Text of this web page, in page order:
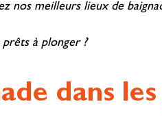
nos meilleurs lieux de
à plonger ?
dans